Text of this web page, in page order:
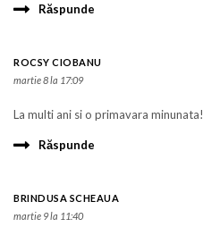
Răspunde
ROCSY CIOBANU
martie 8 la 17:09
La multi ani si o primavara minunata!
Răspunde
BRINDUSA SCHEAUA
martie 9 la 11:40